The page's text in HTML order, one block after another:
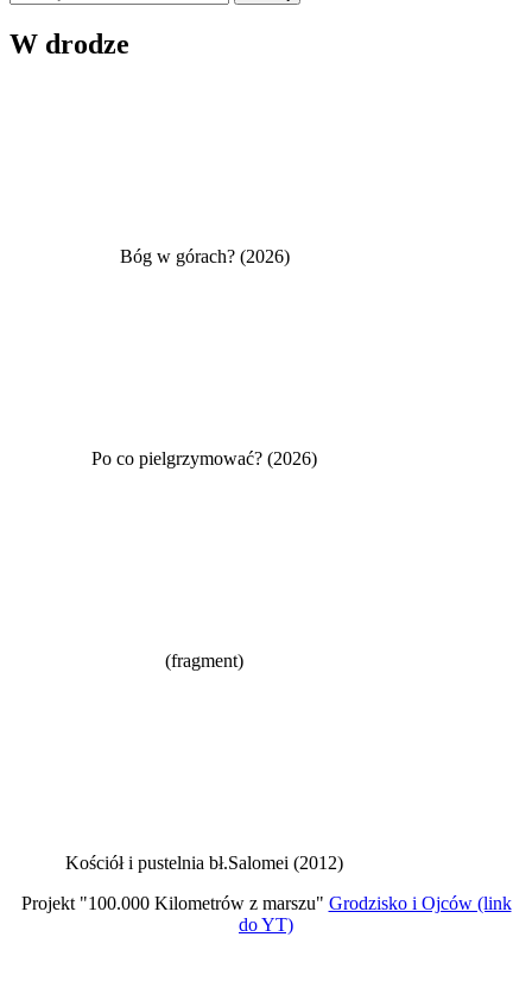
W drodze
Bóg w górach? (2026)
Po co pielgrzymować? (2026)
(fragment)
Kościół i pustelnia bł.Salomei (2012)
Projekt "100.000 Kilometrów z marszu" Grodzisko i Ojców (link
do YT)